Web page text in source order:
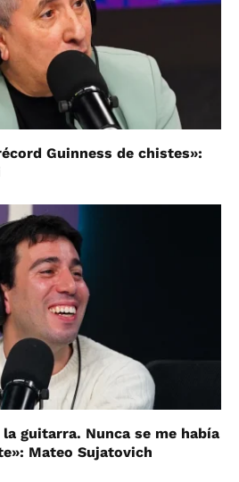
Guinness de chistes»:
guitarra. Nunca se me había
Mateo Sujatovich